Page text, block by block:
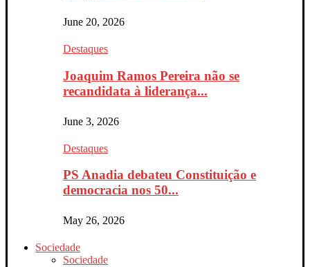
June 20, 2026
Destaques
Joaquim Ramos Pereira não se
recandidata à liderança...
June 3, 2026
Destaques
PS Anadia debateu Constituição e
democracia nos 50...
May 26, 2026
Sociedade
Sociedade